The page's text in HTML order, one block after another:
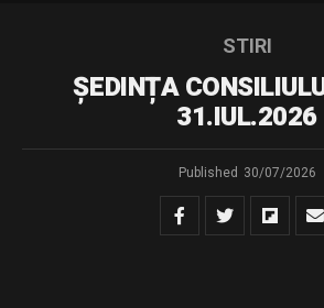
STIRI
ȘEDINȚA
31.IUL.2026
Published 30/07/2026